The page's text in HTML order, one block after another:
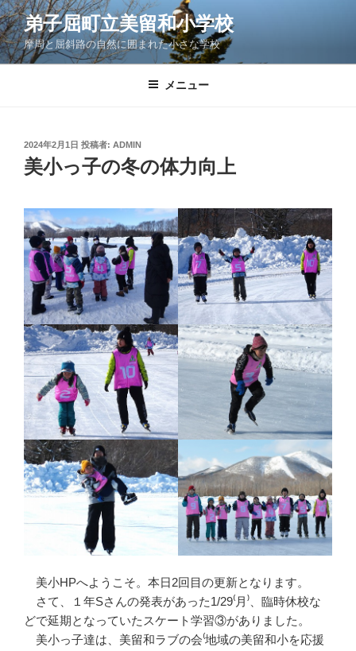
コ
ン
テ
ン
弟子屈町立美留和小学校
摩周と屈斜路の自然に囲まれた小さな学校
メニュー
投
稿
日:
2024年2月1日 投稿者: ADMIN
美小っ子の冬の体力向上
美小HPへようこそ。本日2回目の更新となります。
さて、１年Sさんの発表があった1/29⁽月⁾、臨時休校な
どで延期となっていたスケート学習③がありました。
美小っ子達は、美留和ラブの会⁽地域の美留和小を応援